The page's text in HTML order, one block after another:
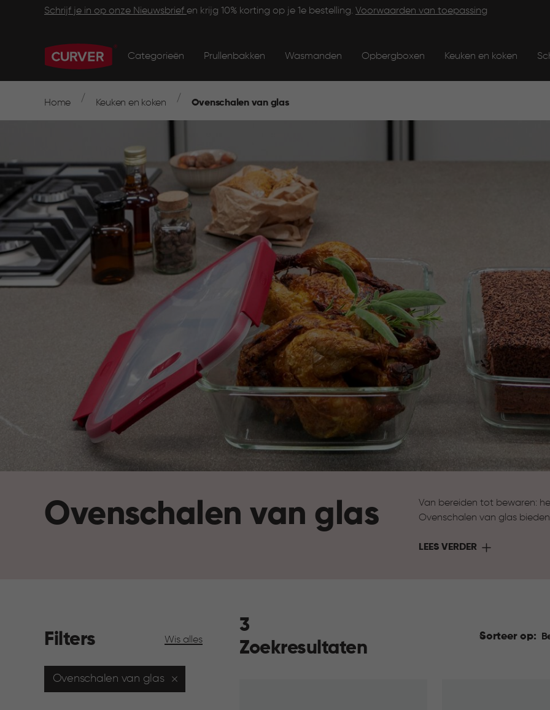
Schrijf je in op onze Nieuwsbrief en krijg 10% korting op je 1e bestelling. Voorwaarden van toepassing
navigation
Categorieën Prullenbakken Wasmanden Opbergboxen Keuken en koken
Main
Navigation
Home Keuken en koken Ovenschalen van glas
Ovenschalen van glas
Van bereiden tot bewaren:
Ovenschalen van glas
serveren of bewaren. Ideaal
LEES VERDER
Filters Wis alles
Ovenschalen van glas
Sorteer op:
3
Zoekresultaten
Footer
Information